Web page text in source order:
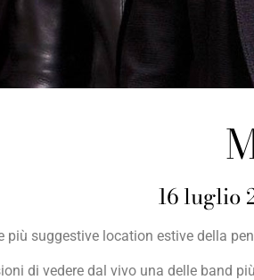
16 luglio
più suggestive location estive della
di vedere dal vivo una delle band